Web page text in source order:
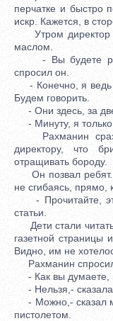
перчатке и быстро
искр. Кажется, в
Утром директор
маслом.
- Вы будете
спросил он.
- Конечно, я ведь
Будем говорить.
- Они здесь, за
- Минуту, я только
Рахманин сразу
директору, что
отращивать бороду.
Он позвал ребят.
не сгибаясь, прямо,
- Прочитайте,
статьи.
Дети стали
газетной страницы
Видно, им не
Рахманин
- Как вы думаете,
- Нельзя,- сказала
- Можно,- сказал
пистолетом.